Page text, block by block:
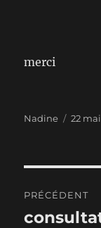
merci
Auteur
Nadine
Publié
22
de
PRÉCÉDENT
Publication